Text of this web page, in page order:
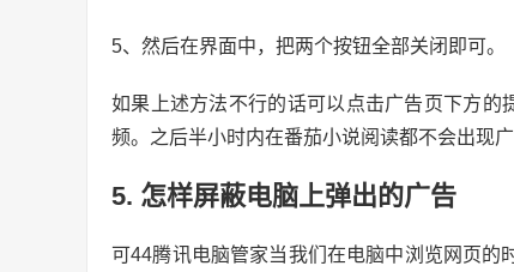
5、然后在界面中，把两个按钮全部关闭即可。
如果上述方法不行的话可以点击广告页下方的
频。之后半小时内在番茄小说阅读都不会出现广
5. 怎样屏蔽电脑上弹出的广告
可44腾讯电脑管家当我们在电脑中浏览网页